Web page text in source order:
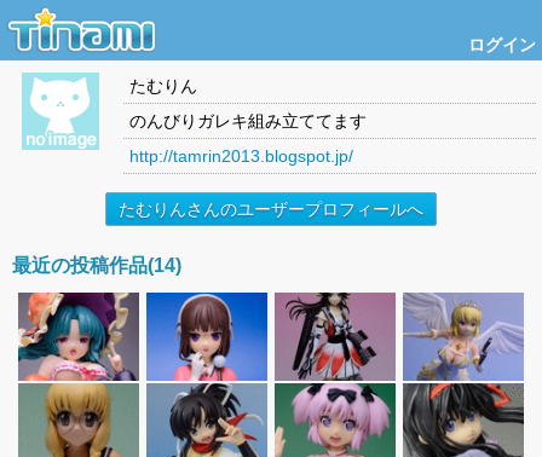
ログイン
たむりん
のんびりガレキ組み立ててます
http://tamrin2013.blogspot.jp/
たむりんさんのユーザープロフィールへ
最近の投稿作品(14)